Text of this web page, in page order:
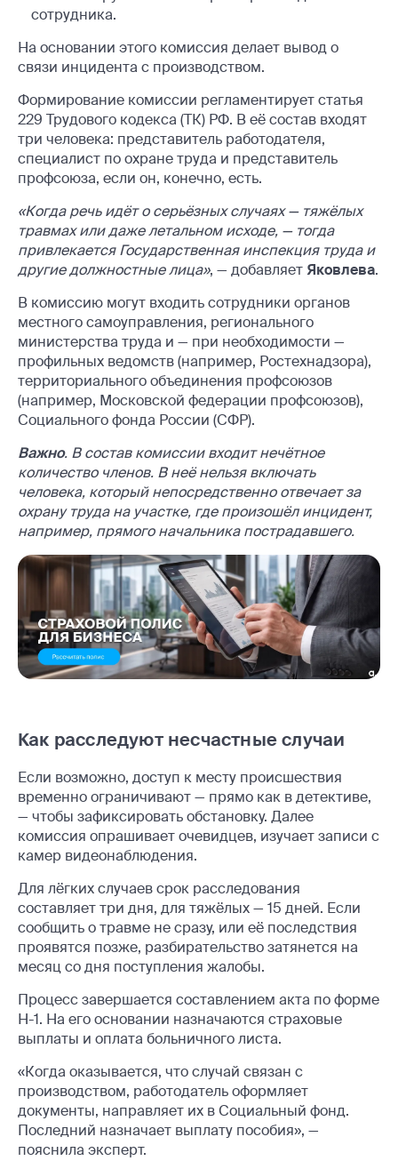
сотрудника.
На основании этого комиссия делает вывод о
связи инцидента с производством.
Формирование комиссии регламентирует статья
229 Трудового кодекса (ТК) РФ. В её состав входят
три человека: представитель работодателя,
специалист по охране труда и представитель
профсоюза, если он, конечно, есть.
«Когда речь идёт о серьёзных случаях — тяжёлых
травмах или даже летальном исходе, — тогда
привлекается Государственная инспекция труда и
другие должностные лица», — добавляетЯковлева.
В комиссию могут входить сотрудники органов
местного самоуправления, регионального
министерства труда и — при необходимости —
профильных ведомств (например, Ростехнадзора),
территориального объединения профсоюзов
(например, Московской федерации профсоюзов),
Социального фонда России (СФР).
Важно. В состав комиссии входит нечётное
количество членов. В неё нельзя включать
человека, который непосредственно отвечает за
охрану труда на участке, где произошёл инцидент,
например, прямого начальникапострадавшего.
Как расследуют несчастные случаи
Если возможно, доступ к месту происшествия
временно ограничивают — прямо как в детективе,
— чтобы зафиксировать обстановку. Далее
комиссия опрашивает очевидцев, изучает записи с
камер видеонаблюдения.
Для лёгких случаев срок расследования
составляет три дня, для тяжёлых — 15 дней. Если
сообщить о травме не сразу, или её последствия
проявятся позже, разбирательство затянется на
месяц со дня поступления жалобы.
Процесс завершается составлением акта по форме
Н-1. На его основании назначаются страховые
выплаты и оплата больничного листа.
«Когда оказывается, что случай связан с
производством, работодатель оформляет
документы, направляет их в Социальный фонд.
Последний назначает выплату пособия», —
пояснила эксперт.